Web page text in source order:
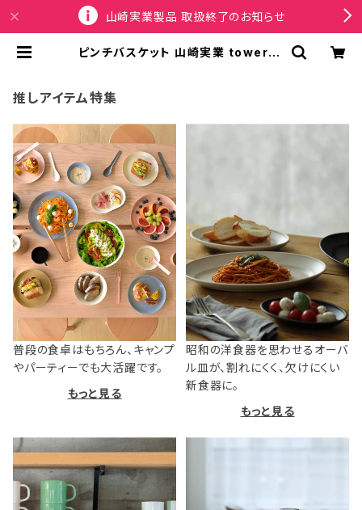
山崎実業製品 取扱終了のお知らせ
ピンチバスケット 山崎実業 tower タ
推しアイテム特集
普段の食卓はもちろん、キャンプ
やパーティーでも大活躍です。
もっと見る
昭和の洋食器を思わせるオーバ
ル皿が、割れにくく、欠けにくい
新食器に。
もっと見る